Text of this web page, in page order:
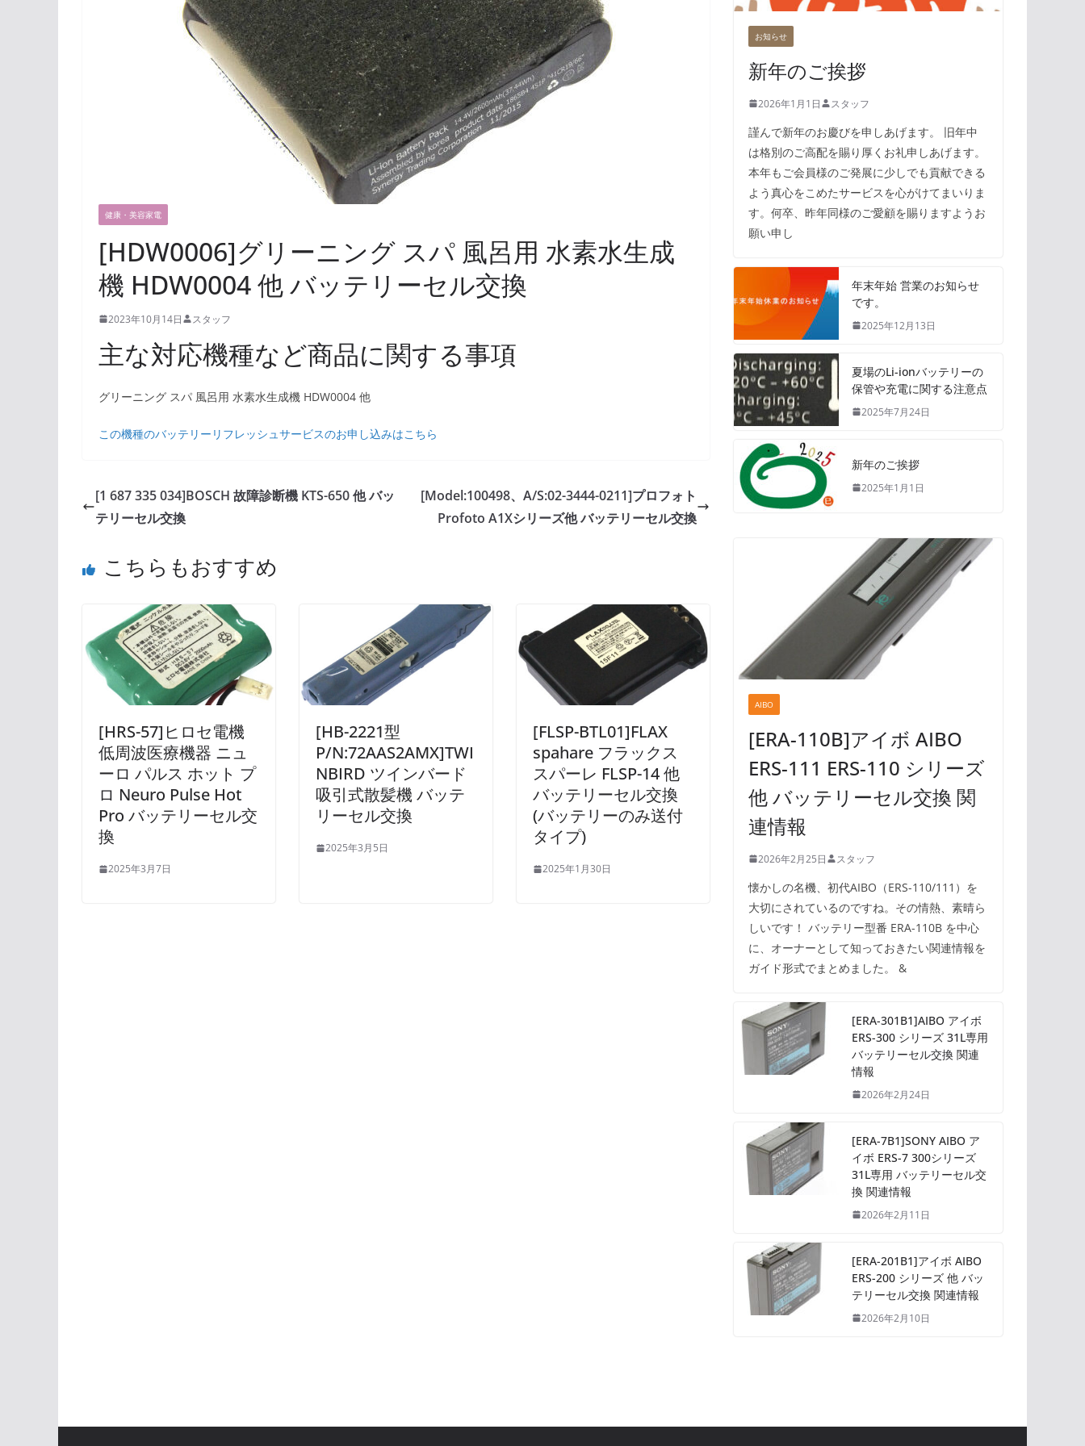
健康・美容家電
[HDW0006]グリーニング スパ 風呂用 水素水生成
機 HDW0004 他 バッテリーセル交換
2023年10月14日 スタッフ
主な対応機種など商品に関する事項
グリーニング スパ 風呂用 水素水生成機 HDW0004 他
この機種のバッテリーリフレッシュサービスのお申し込みはこちら
[1 687 335 034]BOSCH 故障診断機 KTS-650 他 バッ
テリーセル交換
[Model:100498、A/S:02-3444-0211]プロフォト
Profoto A1Xシリーズ他 バッテリーセル交換
こちらもおすすめ
[HRS-57]ヒロセ電機
低周波医療機器 ニュ
ーロ パルス ホット プ
ロ Neuro Pulse Hot
Pro バッテリーセル交
換
2025年3月7日
[HB-2221型
P/N:72AAS2AMX]TWI
NBIRD ツインバード
吸引式散髪機 バッテ
リーセル交換
2025年3月5日
[FLSP-BTL01]FLAX
spahare フラックス
スパーレ FLSP-14 他
バッテリーセル交換
(バッテリーのみ送付
タイプ)
2025年1月30日
お知らせ
新年のご挨拶
2026年1月1日 スタッフ
謹んで新年のお慶びを申しあげます。 旧年中
は格別のご高配を賜り厚くお礼申しあげます。
本年もご会員様のご発展に少しでも貢献できる
よう真心をこめたサービスを心がけてまいりま
す。何卒、昨年同様のご愛顧を賜りますようお
願い申し
年末年始 営業のお知らせ
です。
2025年12月13日
夏場のLi-ionバッテリーの
保管や充電に関する注意点
2025年7月24日
新年のご挨拶
2025年1月1日
AIBO
[ERA-110B]アイボ AIBO
ERS-111 ERS-110 シリーズ
他 バッテリーセル交換 関
連情報
2026年2月25日 スタッフ
懐かしの名機、初代AIBO（ERS-110/111）を
大切にされているのですね。その情熱、素晴ら
しいです！ バッテリー型番 ERA-110B を中心
に、オーナーとして知っておきたい関連情報を
ガイド形式でまとめました。 &
[ERA-301B1]AIBO アイボ
ERS-300 シリーズ 31L専用
バッテリーセル交換 関連
情報
2026年2月24日
[ERA-7B1]SONY AIBO ア
イボ ERS-7 300シリーズ
31L専用 バッテリーセル交
換 関連情報
2026年2月11日
[ERA-201B1]アイボ AIBO
ERS-200 シリーズ 他 バッ
テリーセル交換 関連情報
2026年2月10日